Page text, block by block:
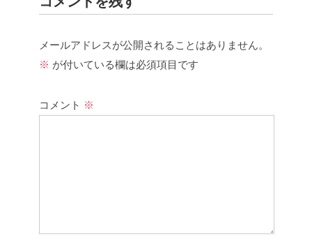
メールアドレスが公開されることはありません。
※ が付いている欄は必須項目です
コメント ※